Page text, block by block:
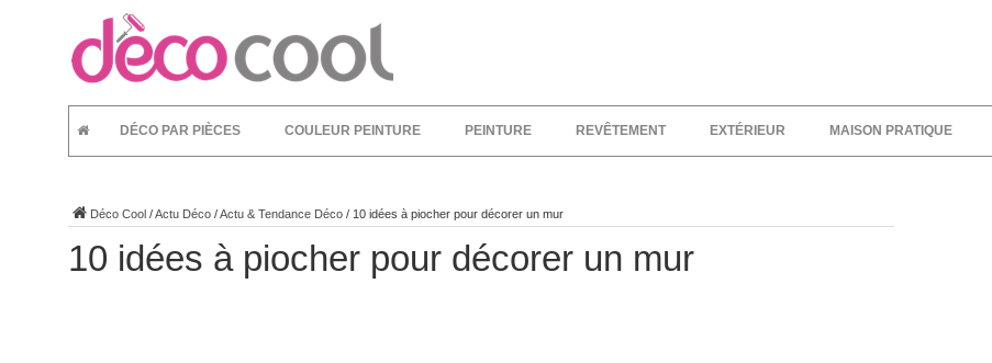
DÉCO PAR PIÈCES COULEUR PEINTURE PEINTURE REVÊTEMENT EXTÉRIEUR MAISON PRATIQUE
Déco Cool /Actu Déco /Actu & Tendance Déco / 10 idées à piocher pour décorer un mur
10 idées à piocher pour décorer un mur